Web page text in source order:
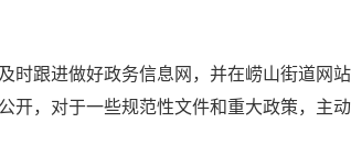
跟进做好政务信息网，并在崂山街道网
，对于一些规范性文件和重大政策，主动